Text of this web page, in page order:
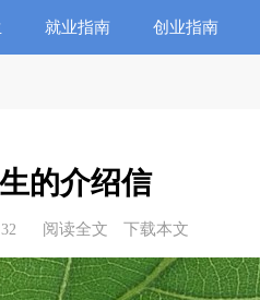
就业指南 创业指南
的介绍信
阅读全文 下载本文